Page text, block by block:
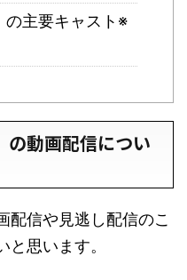
の主要キャスト※
の動画配信につい
配信や見逃し配信のこ
思います。